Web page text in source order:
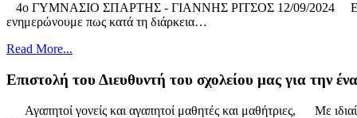
4ο ΓΥΜΝΑΣΙΟ ΣΠΑΡΤΗΣ - ΓΙΑΝΝΗΣ ΡΙΤΣΟΣ 12/09/
ενημερώνουμε πως κατά τη διάρκεια…
Read More...
Επιστολή του Διευθυντή του σχολείου μας για την
Αγαπητοί γονείς και αγαπητοί μαθητές και μαθήτριες, Με